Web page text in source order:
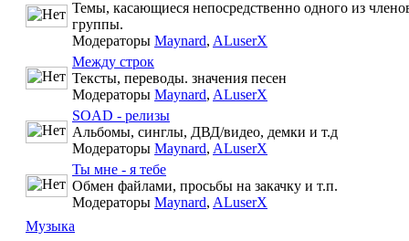
Темы, касающиеся непосредственно одного из
группы.
Модераторы Maynard, ALuserX
Между строк
Тексты, переводы. значения песен
Модераторы Maynard, ALuserX
SOAD - релизы
Альбомы, синглы, ДВД/видео, демки и т.д
Модераторы Maynard, ALuserX
Ты мне - я тебе
Обмен файлами, просьбы на закачку и т.п.
Модераторы Maynard, ALuserX
Музыка